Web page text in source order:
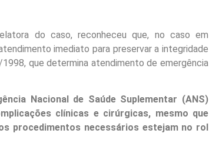
do caso, reconheceu que, no caso em
imediato para preservar a integridade
que determina atendimento de emergência
Nacional de Saúde Suplementar (ANS)
clínicas e cirúrgicas, mesmo que
procedimentos necessários estejam no rol